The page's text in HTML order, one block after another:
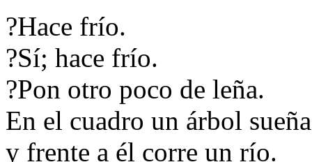
?Hace frío.
?Sí; hace frío.
?Pon otro poco de leña.
En el cuadro un árbol sueña
y frente a él corre un río.